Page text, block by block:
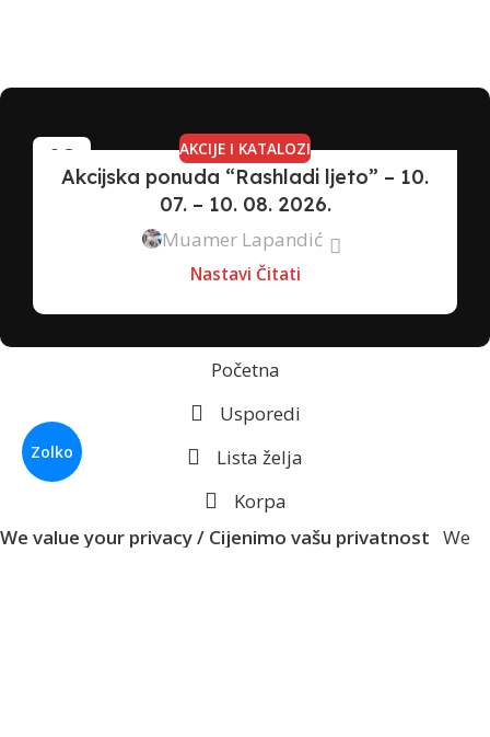
08
JUL
AKCIJE I KATALOZI
Akcijska ponuda “Rashladi ljeto” – 10.
07. – 10. 08. 2026.
Muamer Lapandić
Nastavi Čitati
Početna
Usporedi
Lista želja
Korpa
We value your privacy / Cijenimo vašu privatnost We
Zolko